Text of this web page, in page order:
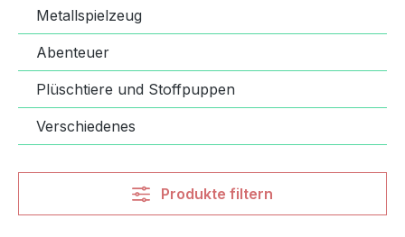
Metallspielzeug
Abenteuer
Plüschtiere und Stoffpuppen
Verschiedenes
Produkte filtern